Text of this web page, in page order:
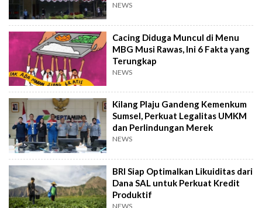
NEWS
Cacing Diduga Muncul di Menu
MBG Musi Rawas, Ini 6 Fakta yang
Terungkap
NEWS
Kilang Plaju Gandeng Kemenkum
Sumsel, Perkuat Legalitas UMKM
dan Perlindungan Merek
NEWS
BRI Siap Optimalkan Likuiditas dari
Dana SAL untuk Perkuat Kredit
Produktif
NEWS